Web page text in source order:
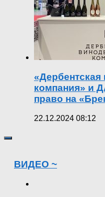
«Дербентская
компания» и
право на
22.12.2024 08:12
ВИДЕО ~